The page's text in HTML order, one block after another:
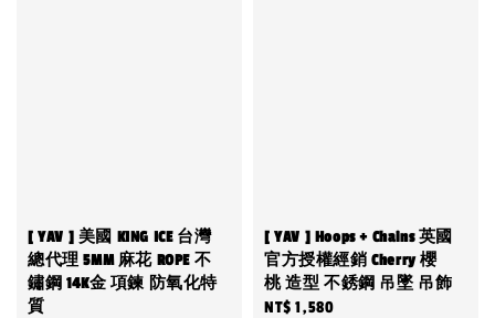
[ YAV ] 美國 KING ICE 台灣
總代理 5MM 麻花 ROPE 不
鏽鋼 14K金 項鍊 防氧化特
質
[ YAV ] Hoops + Chains 英國
官方授權經銷 Cherry 櫻
桃 造型 不銹鋼 吊墜 吊飾
Regular
NT$ 1,580